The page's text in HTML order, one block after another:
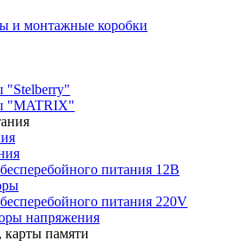
и монтажные коробки
"MATRIX"
питания 12В
питания 220V
напряжения